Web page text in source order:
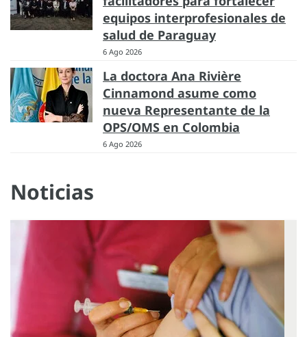
equipos interprofesionales de
salud de Paraguay
6 Ago 2026
La doctora Ana Rivière
Cinnamond asume como
nueva Representante de la
OPS/OMS en Colombia
6 Ago 2026
Noticias